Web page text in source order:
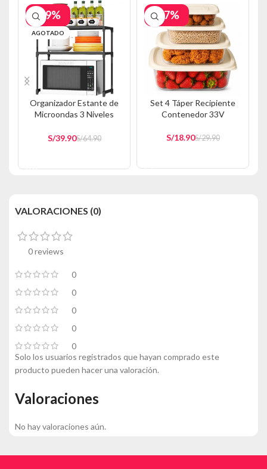
-39%
AGOTADO
Organizador Estante de
Microondas 3 Niveles
S/64.90
S/39.90
-37%
Set 4 Táper Recipiente
Contenedor 33V
S/29.90
S/18.90
VALORACIONES (0)
0 reviews
0
0
0
0
0
Valoraciones
No hay valoraciones aún.
Solo los usuarios registrados que hayan comprado este
producto pueden hacer una valoración.